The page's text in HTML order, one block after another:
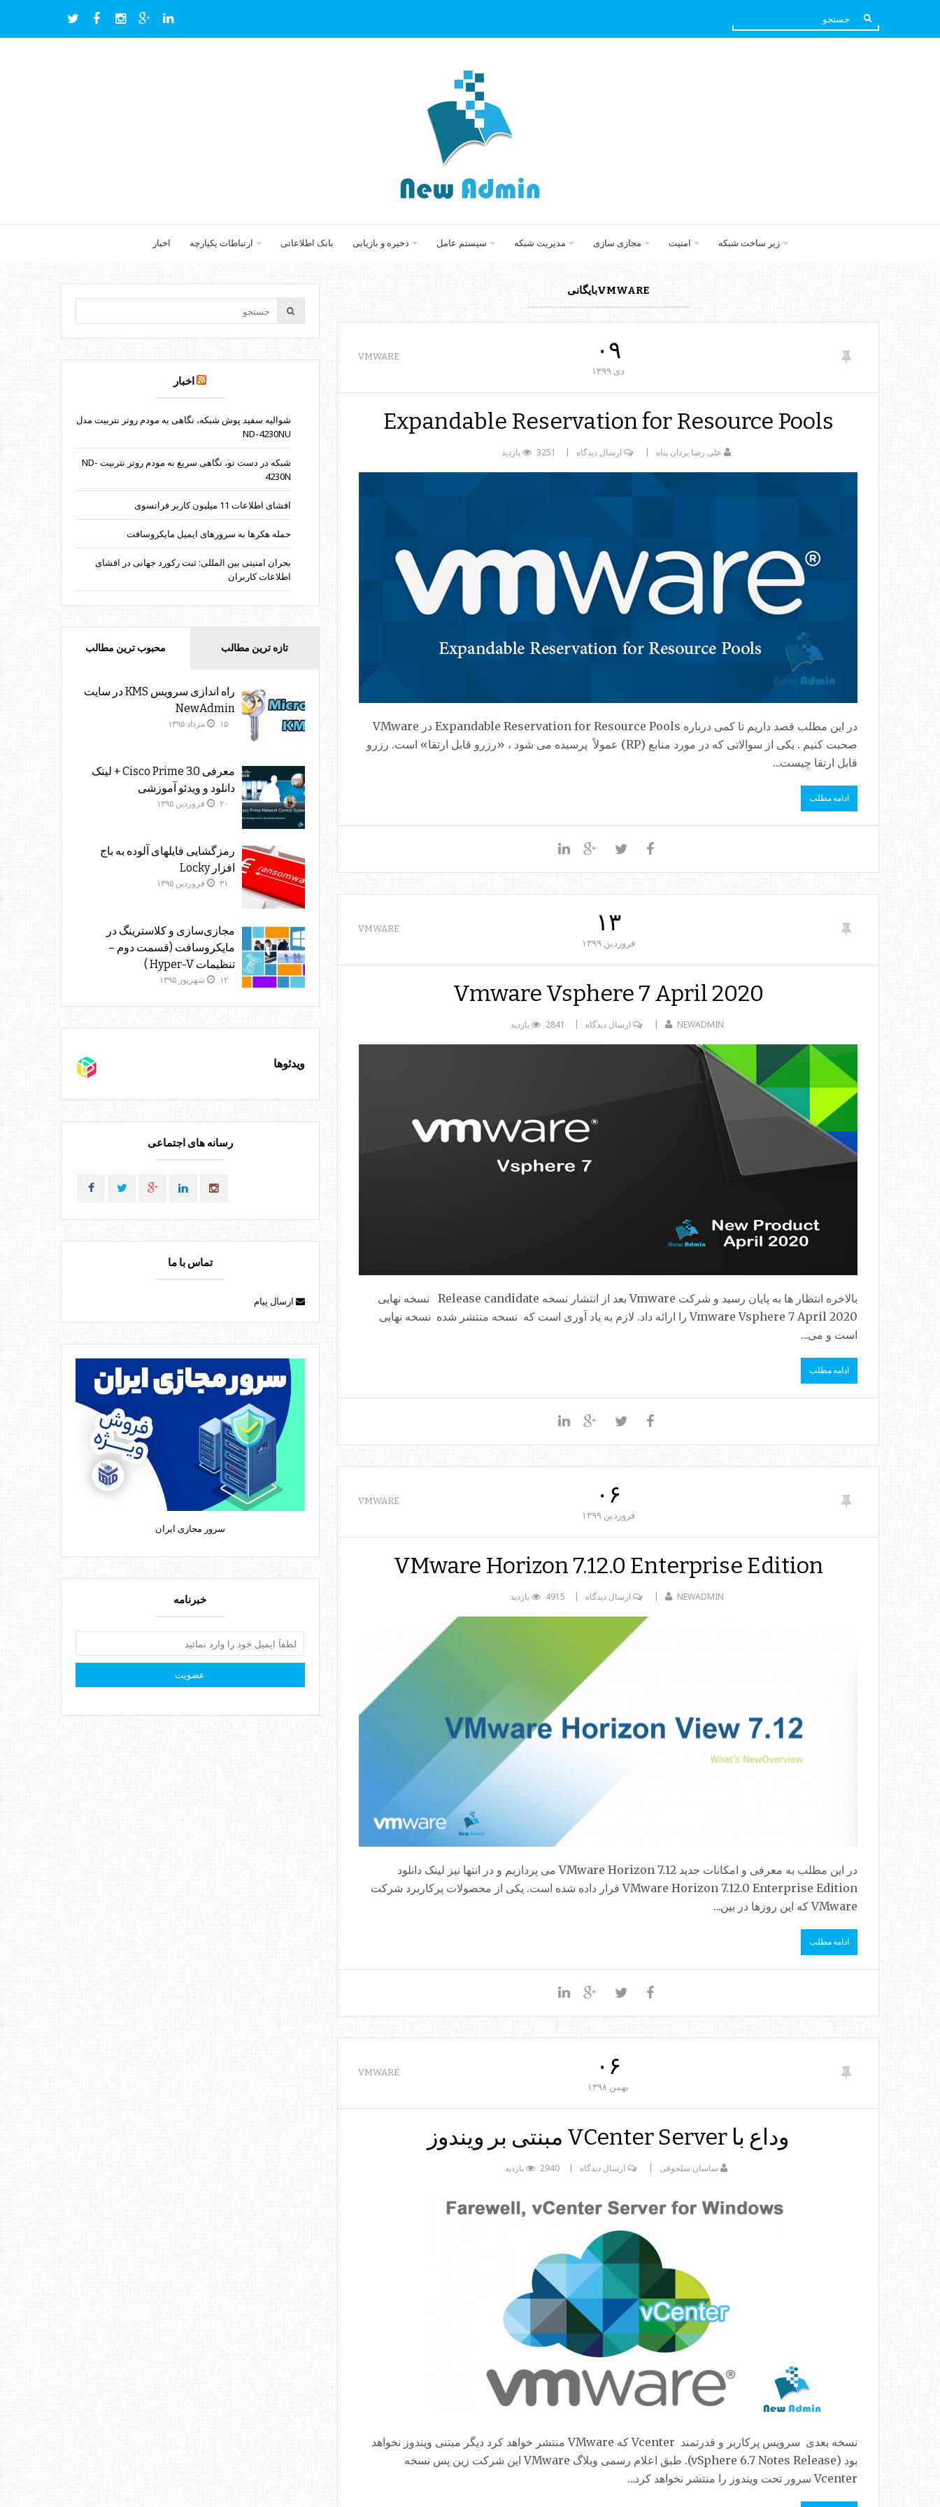
زیر ساخت شبکه امنیت مجازی سازی مدیریت شبکه سیستم عامل ذخیره و بازیابی بانک اطلاعاتی ارتباطات یکپارچه اخبار
VMWAREبایگانی
۰۹
دی ۱۳۹۹
VMWARE
Expandable Reservation for Resource Pools
علی رضا یزدان پناه ارسال دیدگاه 3251 بازدید
در این مطلب قصد داریم تا کمی درباره Expandable Reservation for Resource Pools در VMware
صحبت کنیم . یکی از سوالاتی که در مورد منابع (RP) عمولاً پرسیده می شود ، «رزرو قابل ارتقا» است. رزرو
قابل ارتقا چیست...
ادامه مطلب
۱۳
فروردین ۱۳۹۹
VMWARE
Vmware Vsphere 7 April 2020
NEWADMIN ارسال دیدگاه 2841 بازدید
بالاخره انتظار ها به پایان رسید و شرکت Vmware بعد از انتشار نسخه Release candidate نسخه نهایی
Vmware Vsphere 7 April 2020 را ارائه داد. لازم به یاد آوری است که نسخه منتشر شده نسخه نهایی
است و می...
ادامه مطلب
۰۶
فروردین ۱۳۹۹
VMWARE
VMware Horizon 7.12.0 Enterprise Edition
NEWADMIN ارسال دیدگاه 4915 بازدید
در این مطلب به معرفی و امکانات جدید VMware Horizon 7.12 می پردازیم و در انتها نیز لینک دانلود
VMware Horizon 7.12.0 Enterprise Edition قرار داده شده است. یکی از محصولات پرکاربرد شرکت
VMware که این روزها در بین...
ادامه مطلب
۰۶
بهمن ۱۳۹۸
VMWARE
وداع با VCenter Server مبنتی بر ویندوز
ساسان سلجوقی ارسال دیدگاه 2940 بازدید
نسخه بعدی سرویس پرکاربر و قدرتمند Vcenter که VMware منتشر خواهد کرد دیگر مبتنی ویندوز نخواهد
بود (vSphere 6.7 Notes Release). طبق اعلام رسمی وبلاگ VMware این شرکت زین پس نسخه
Vcenter سرور تحت ویندوز را منتشر نخواهد کرد...
اخبار
شوالیه سفید پوش شبکه، نگاهی به مودم روتر نتربیت مدل
ND-4230NU
شبکه در دست تو، نگاهی سریع به مودم روتر نتربیت ND-
4230N
افشای اطلاعات 11 میلیون کاربر فرانسوی
حمله هکرها به سرورهای ایمیل مایکروسافت
بحران امنیتی بین المللی: ثبت رکورد جهانی در افشای
اطلاعات کاربران
محبوب ترین مطالب تازه ترین مطالب
راه اندازی سرویس KMS در سایت
NewAdmin
۱۵ مرداد ۱۳۹۵
معرفی Cisco Prime 3.0 + لینک
دانلود و ویدئو آموزشی
۲۰ فروردین ۱۳۹۵
رمزگشایی فایلهای آلوده به باج
افزار Locky
۳۱ فروردین ۱۳۹۵
مجازی‌سازی و کلاسترینگ‌ در
مایکروسافت (قسمت دوم –
تنظیمات Hyper-V )
۱۲ شهریور ۱۳۹۵
ویدئوها
رسانه های اجتماعی
تماس با ما
ارسال پیام
سرور مجازی ایران
خبرنامه